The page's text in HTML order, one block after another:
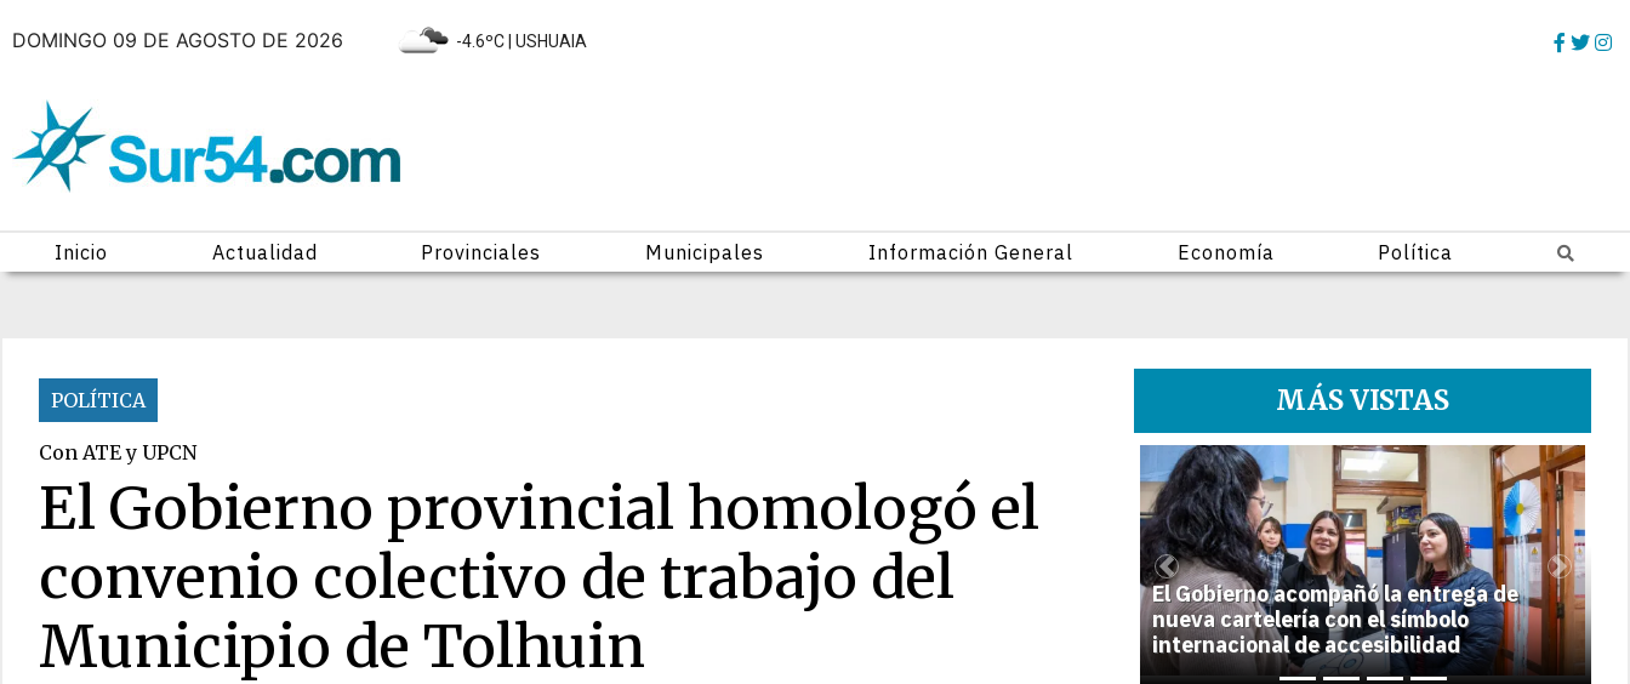
DOMINGO 09 DE AGOSTO DE 2026 -4.6ºC | USHUAIA
Inicio Actualidad Provinciales Municipales Información General Economía Política
POLÍTICA
Con ATE y UPCN
El Gobierno provincial homologó el
convenio colectivo de trabajo del
Municipio de Tolhuin
MÁS VISTAS
1
El Gobierno acompañó la entrega de
nueva cartelería con el símbolo
internacional de accesibilidad
Previous Next